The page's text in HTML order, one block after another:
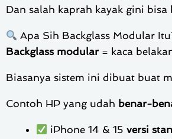
Dan salah kaprah kayak gini
Apa Sih Backglass Modular
Backglass modular= kaca
Biasanya sistem ini dibuat buat
Contoh HP yang udah benar-
iPhone 14 & 15versi